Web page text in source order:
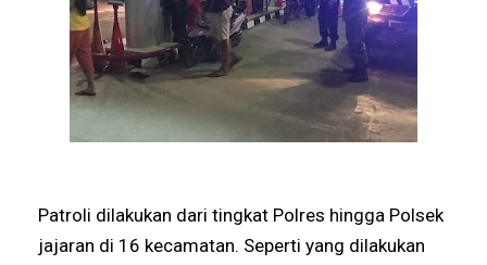
Patroli dilakukan dari tingkat Polres hingga Polsek
jajaran di 16 kecamatan. Seperti yang dilakukan